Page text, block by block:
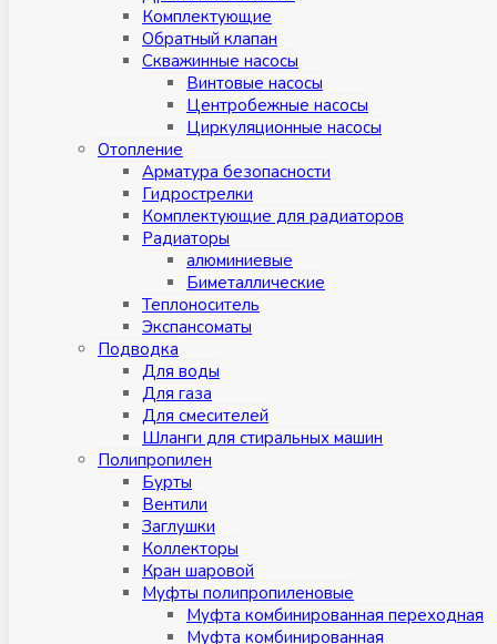
Комплектующие
Обратный клапан
Скважинные насосы
Винтовые насосы
Центробежные насосы
Циркуляционные насосы
Отопление
Арматура безопасности
Гидрострелки
Комплектующие для радиаторов
Радиаторы
алюминиевые
Биметаллические
Теплоноситель
Экспансоматы
Подводка
Для воды
Для газа
Для смесителей
Шланги для стиральных машин
Полипропилен
Бурты
Вентили
Заглушки
Коллекторы
Кран шаровой
Муфты полипропиленовые
Муфта комбинированная переходная
Муфта комбинированная